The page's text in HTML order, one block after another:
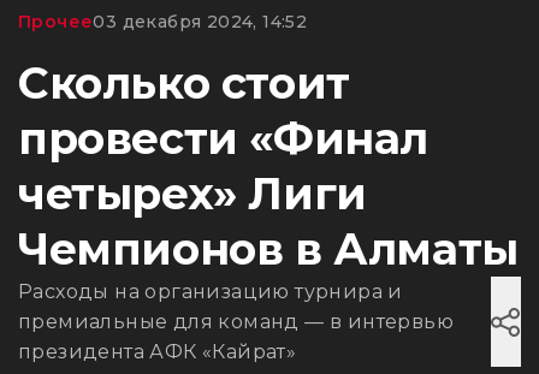
Прочее03 декабря 2024, 14:52
Сколько стоит
провести «Финал
четырех» Лиги
Чемпионов в Алматы
Расходы на организацию турнира и
премиальные для команд — в интервью
президента АФК «Кайрат»